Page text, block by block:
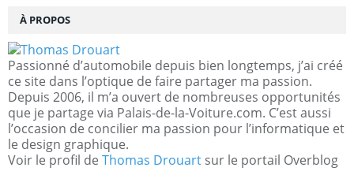
À PROPOS
Passionné d’automobile depuis bien longtemps, j’ai créé
ce site dans l’optique de faire partager ma passion.
Depuis 2006, il m’a ouvert de nombreuses opportunités
que je partage via Palais-de-la-Voiture.com. C’est aussi
l’occasion de concilier ma passion pour l’informatique et
le design graphique.
Voir le profil de Thomas Drouart sur le portail Overblog